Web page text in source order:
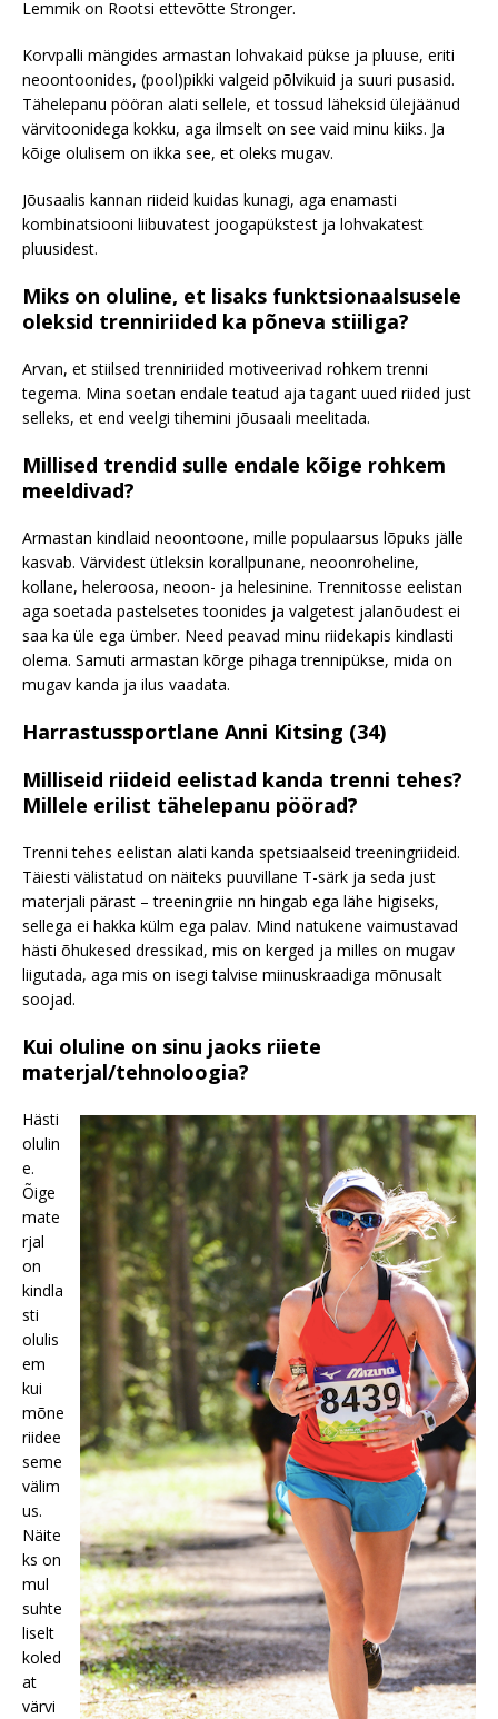
Lemmik on Rootsi ettevõtte Stronger.
Korvpalli mängides armastan lohvakaid pükse ja pluuse, eriti
neoontoonides, (pool)pikki valgeid põlvikuid ja suuri pusasid.
Tähelepanu pööran alati sellele, et tossud läheksid ülejäänud
värvitoonidega kokku, aga ilmselt on see vaid minu kiiks. Ja
kõige olulisem on ikka see, et oleks mugav.
Jõusaalis kannan riideid kuidas kunagi, aga enamasti
kombinatsiooni liibuvatest joogapükstest ja lohvakatest
pluusidest.
Miks on oluline, et lisaks funktsionaalsusele
oleksid trenniriided ka põneva stiiliga?
Arvan, et stiilsed trenniriided motiveerivad rohkem trenni
tegema. Mina soetan endale teatud aja tagant uued riided just
selleks, et end veelgi tihemini jõusaali meelitada.
Millised trendid sulle endale kõige rohkem
meeldivad?
Armastan kindlaid neoontoone, mille populaarsus lõpuks jälle
kasvab. Värvidest ütleksin korallpunane, neoonroheline,
kollane, heleroosa, neoon- ja helesinine. Trennitosse eelistan
aga soetada pastelsetes toonides ja valgetest jalanõudest ei
saa ka üle ega ümber. Need peavad minu riidekapis kindlasti
olema. Samuti armastan kõrge pihaga trennipükse, mida on
mugav kanda ja ilus vaadata.
Harrastussportlane Anni Kitsing (34)
Milliseid riideid eelistad kanda trenni tehes?
Millele erilist tähelepanu pöörad?
Trenni tehes eelistan alati kanda spetsiaalseid treeningriideid.
Täiesti välistatud on näiteks puuvillane T-särk ja seda just
materjali pärast – treeningriie nn hingab ega lähe higiseks,
sellega ei hakka külm ega palav. Mind natukene vaimustavad
hästi õhukesed dressikad, mis on kerged ja milles on mugav
liigutada, aga mis on isegi talvise miinuskraadiga mõnusalt
soojad.
Kui oluline on sinu jaoks riiete
materjal/tehnoloogia?
Hästi
olulin
e.
Õige
mate
rjal
on
kindla
sti
olulis
em
kui
mõne
riidee
seme
välim
us.
Näite
ks on
mul
suhte
liselt
koled
at
värvi